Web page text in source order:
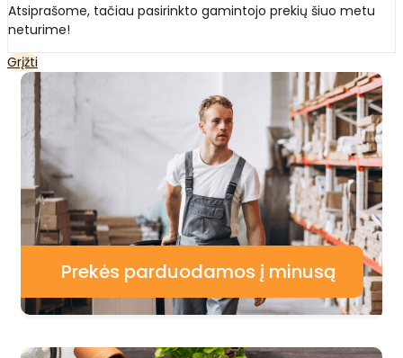
Atsiprašome, tačiau pasirinkto gamintojo prekių šiuo metu
neturime!
Grįžti
Prekės parduodamos į minusą